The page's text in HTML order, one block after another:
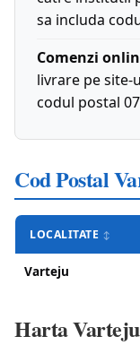
sa includa
Comenzi
livrare pe site-
codul postal
Cod Postal
LOCALITATE
Varteju
Harta